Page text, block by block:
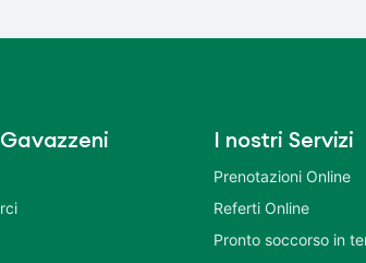
I nostri Servizi
Prenotazioni Online
Referti Online
Pronto soccorso in